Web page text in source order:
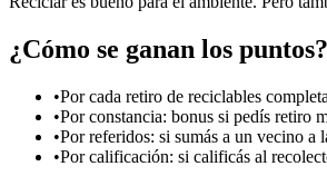
¿Cómo se ganan los puntos?
•Por cada retiro de reciclables
•Por constancia: bonus si pedís retiro
•Por referidos: si sumás a un vecino a
•Por calificación: si calificás al